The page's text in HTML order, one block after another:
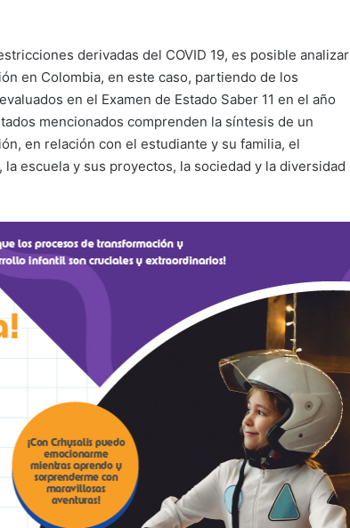
derivadas del COVID 19, es posible analizar
en Colombia, en este caso, partiendo de los
en el Examen de Estado Saber 11 en el año
mencionados comprenden la síntesis de un
en relación con el estudiante y su familia, el
escuela y sus proyectos, la sociedad y la diversidad